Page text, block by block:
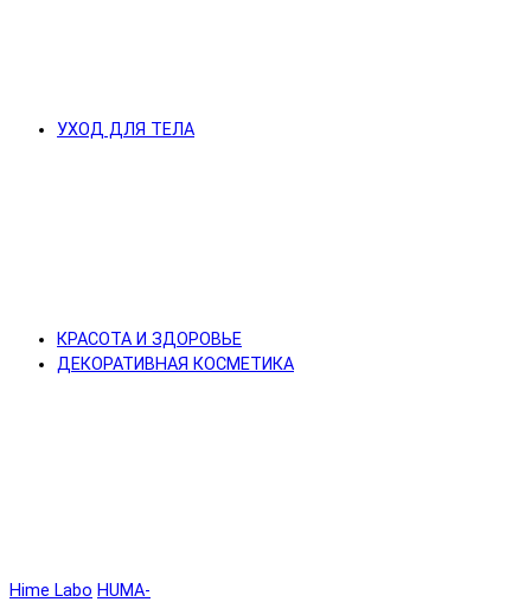
УХОД ДЛЯ ТЕЛА
КРАСОТА И ЗДОРОВЬЕ
ДЕКОРАТИВНАЯ КОСМЕТИКА
Hime Labo HUMA-